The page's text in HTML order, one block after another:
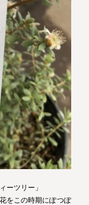
ツリー」
をこの時期にぽつぽ